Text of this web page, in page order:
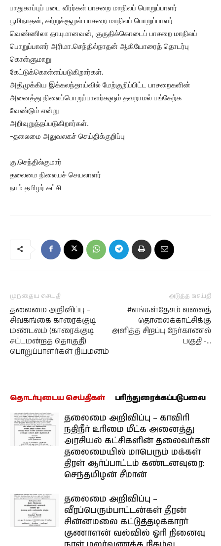
பாதுகாப்புப் படை வீரர்கள் பாசறை மாநிலப் பொறுப்பாளர்
பூமிநாதன், சுற்றுச்சூழல் பாசறை மாநிலப் பொறுப்பாளர்
வெண்ணிலா தாயுமானவன், குருதிக்கொடைப் பாசறை மாநிலப்
பொறுப்பாளர் அரிமா.செந்தில்நாதன் ஆகியோரைத் தொடர்பு
கொள்ளுமாறு
கேட்டுக்கொள்ளப்படுகிறார்கள்.
அதிமுக்கிய இக்கலந்தாய்வில் மேற்குறிப்பிட்ட பாசறைகளின்
அனைத்து நிலைப்பொறுப்பாளர்களும் தவறாமல் பங்கேற்க
வேண்டும் என்று
அறிவுறுத்தப்படுகிறார்கள்.
-தலைமை அலுவலகச் செய்திக்குறிப்பு
கு.செந்தில்குமார்
தலைமை நிலையச் செயலாளர்
நாம் தமிழர் கட்சி
முந்தைய செய்தி
தலைமை அறிவிப்பு –
சிவகங்கை காரைக்குடி
மண்டலம் (காரைக்குடி
சட்டமன்றத் தொகுதி)
பொறுப்பாளர்கள் நியமனம்
அடுத்த செய்தி
#எங்கள்தேசம் வலைத்
தொலைக்காட்சிக்கு
அளித்த சிறப்பு நேர்காணல்
பகுதி -…
தொடர்புடைய செய்திகள் பரிந்துரைக்கப்படுபவை
தலைமை அறிவிப்பு – காவிரி
நதிநீர் உரிமை மீட்க அனைத்து
அரசியல் கட்சிகளின் தலைவர்கள்
தலைமையில் மாபெரும் மக்கள்
திரள் ஆர்ப்பாட்டம் கண்டனவுரை:
செந்தமிழன் சீமான்
தலைமை அறிவிப்பு –
வீரப்பெரும்பாட்டன்கள் தீரன்
சின்னமலை கட்டுத்தடிக்காரர்
குணாளன் வல்வில் ஓரி நினைவு